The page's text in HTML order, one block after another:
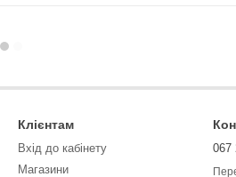
Клієнтам
Вхід до кабінету
Магазини
067